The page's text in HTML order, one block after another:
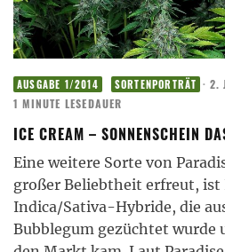
AUSGABE 1/2014 SORTENPORTRÄT · 2.
1 MINUTE LESEDAUER
ICE CREAM – SONNENSCHEIN
Eine weitere Sorte von
großer Beliebtheit erfreut, ist
Indica/Sativa-Hybride, die
Bubblegum gezüchtet wurde